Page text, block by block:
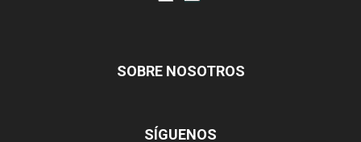
SOBRE NOSOTROS
SÍGUENOS